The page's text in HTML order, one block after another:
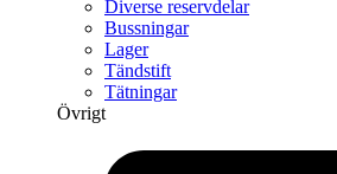
Diverse reservdelar
Bussningar
Lager
Tändstift
Tätningar
Övrigt